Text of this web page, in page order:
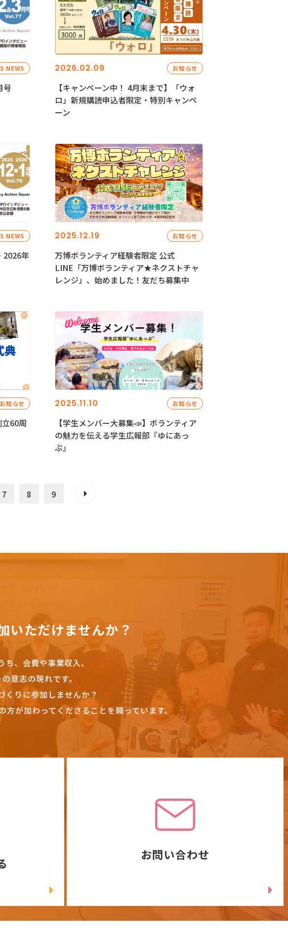
NEWS
号
2026.02.09 お知らせ
【キャンペーン中！ 4月末まで】「ウォ
ロ」新規購読申込者限定・特別キャンペ
ーン
NEWS
2026年
2025.12.19 お知らせ
万博ボランティア経験者限定 公式
LINE「万博ボランティア★ネクストチャ
レンジ」、始めました！友だち募集中
お知らせ
立60周
2025.11.10 お知らせ
【学生メンバー大募集📣】ボランティア
の魅力を伝える学生広報部『ゆにあっ
ぷ』
7 8 9
いただけませんか？
ち、会費や事業収入、
意志の現れです。
くりに参加しませんか？
が加わってくださることを願っています。
お問い合わせ